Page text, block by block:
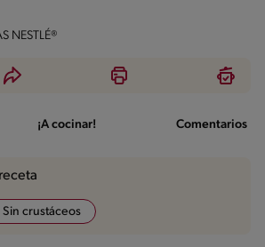
NESTLÉ®
¡A cocinar! Comentarios
Sin crustáceos